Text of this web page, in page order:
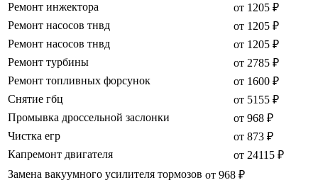
Ремонт инжектора
от 1205 ₽
Ремонт насосов тнвд
от 1205 ₽
Ремонт насосов тнвд
от 1205 ₽
Ремонт турбины
от 2785 ₽
Ремонт топливных форсунок
от 1600 ₽
Снятие гбц
от 5155 ₽
Промывка дроссельной заслонки
от 968 ₽
Чистка егр
от 873 ₽
Капремонт двигателя
от 24115 ₽
Замена вакуумного усилителя тормозов от 968 ₽